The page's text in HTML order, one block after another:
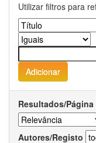
Utilizar filtros para
Resultados/Página
Autores/Registo